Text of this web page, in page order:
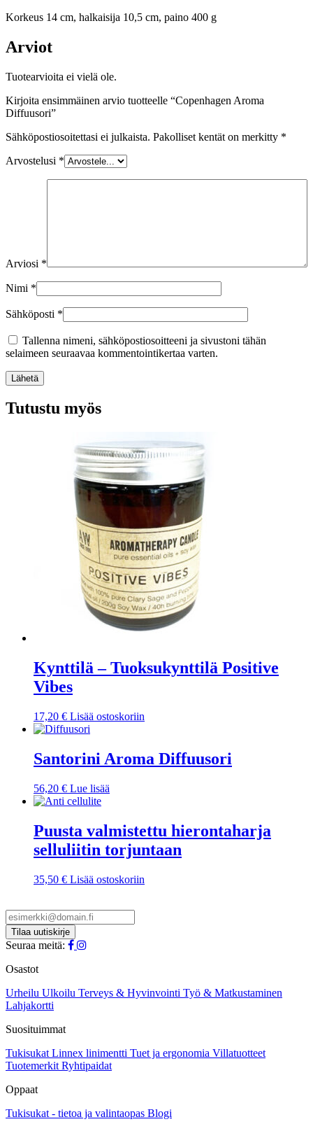
Korkeus 14 cm, halkaisija 10,5 cm, paino 400 g
Arviot
Tuotearvioita ei vielä ole.
Kirjoita ensimmäinen arvio tuotteelle “Copenhagen Aroma
Diffuusori”
Sähköpostiosoitettasi ei julkaista. Pakolliset kentät on merkitty *
Arvostelusi *
Arviosi *
Nimi *
Sähköposti *
Tallenna nimeni, sähköpostiosoitteeni ja sivustoni tähän
selaimeen seuraavaa kommentointikertaa varten.
Lähetä
Tutustu myös
Kynttilä – Tuoksukynttilä Positive
Vibes
17,20 € Lisää ostoskoriin
Santorini Aroma Diffuusori
56,20 € Lue lisää
Puusta valmistettu hierontaharja
selluliitin torjuntaan
35,50 € Lisää ostoskoriin
Seuraa meitä:
Osastot
Urheilu Ulkoilu Terveys & Hyvinvointi Työ & Matkustaminen
Lahjakortti
Suosituimmat
Tukisukat Linnex linimentti Tuet ja ergonomia Villatuotteet
Tuotemerkit Ryhtipaidat
Oppaat
Tukisukat - tietoa ja valintaopas Blogi